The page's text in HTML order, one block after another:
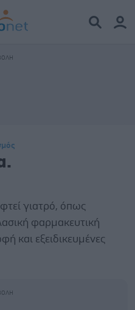
γιατρό, όπως
φαρμακευτική
και εξειδικευμένες